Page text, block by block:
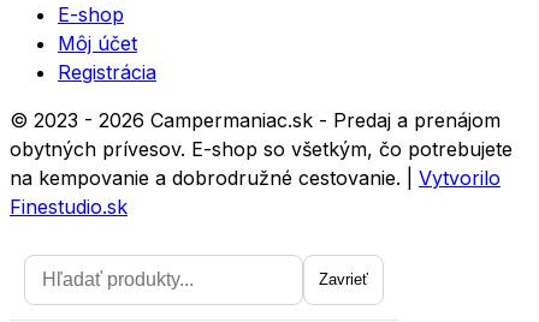
E-shop
Môj účet
Registrácia
© 2023 - 2026 Campermaniac.sk - Predaj a prenájom
obytných prívesov. E-shop so všetkým, čo potrebujete
na kempovanie a dobrodružné cestovanie.
Vytvorilo
Finestudio.sk
Zavrieť
Zavrieť